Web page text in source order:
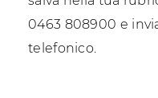
0463 808900 e
telefonico.